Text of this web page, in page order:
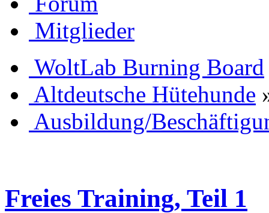
Mitglieder
WoltLab Burning Board
Altdeutsche Hütehunde
Ausbildung/
Freies Training, Teil 1